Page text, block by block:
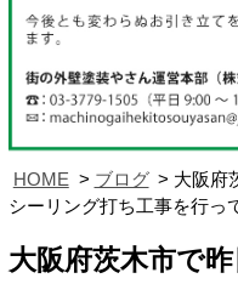
HOME ブログ
大阪府
シーリング打ち工事を行っ
大阪府茨木市で